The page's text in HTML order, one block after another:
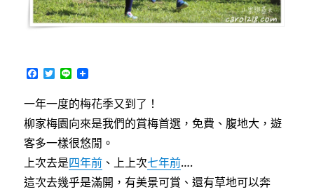
F
c
e
b
o
o
k
T
t
t
e
r
L
n
e
一年一度的梅花季又到了！
柳家梅園向來是我們的賞梅首選，免費、腹地大，遊
客多一樣很悠閒。
上次去是四年前 、上上次七年前….
這次去幾乎是滿開，有美景可賞、還有草地可以奔